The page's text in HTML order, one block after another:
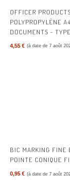
OFFICER
POLYPROPYLÈNE
DOCUMENTS -
COULEUR :
4,55 € (à date de 7 août
BIC MARKING FINE
POINTE CONIQUE
0,95 € (à date de 7 août